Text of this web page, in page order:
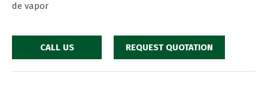
de vapor
CALL US REQUEST QUOTATION